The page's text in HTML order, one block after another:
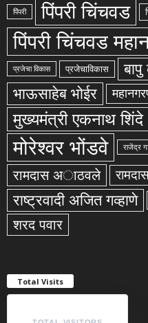
पिंपरी पिंपरी चिंचवड
पिंपरी चिंचवड
प्रजेचा विकास प्रजेचाविकास
भाऊसाहेब भोईर
मुख्यमंत्री एकनाथ शिंदे
मोरेश्वर भोंडवे राजेंद्र
रामदास अाठवले
राष्ट्रवादी अजित गव्हाणे
शरद पवार
Total Visits